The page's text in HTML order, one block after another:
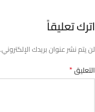
اترك تعليقاً
لن يتم نشر عنوان بريدك الإلكتروني.
التعليق*